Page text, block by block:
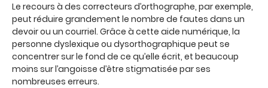
Le recours à des correcteurs d’orthographe, par exemple,
peut réduire grandement le nombre de fautes dans un
devoir ou un courriel. Grâce à cette aide numérique, la
personne dyslexique ou dysorthographique peut se
concentrer sur le fond de ce qu’elle écrit, et beaucoup
moins sur l’angoisse d’être stigmatisée par ses
nombreuses erreurs.